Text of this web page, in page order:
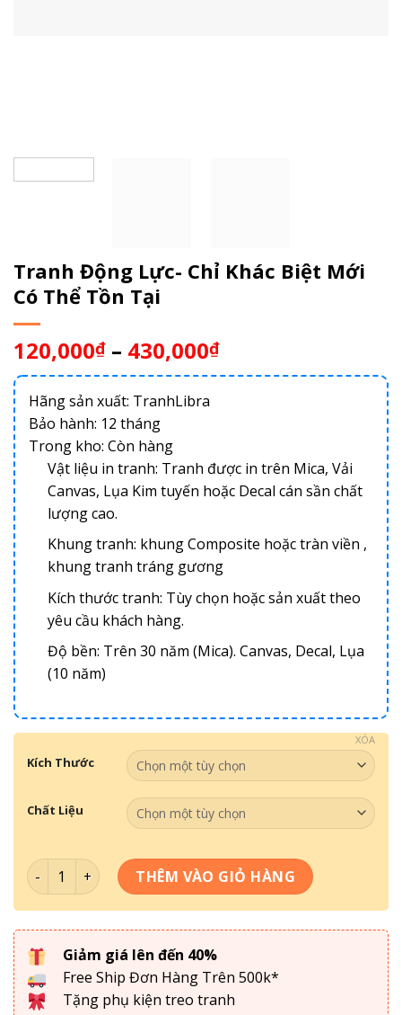
Tranh Động Lực- Chỉ Khác Biệt Mới
Có Thể Tồn Tại
120,000₫ – 430,000₫
Hãng sản xuất: TranhLibra
Bảo hành: 12 tháng
Trong kho: Còn hàng
Vật liệu in tranh: Tranh được in trên Mica, Vải
Canvas, Lụa Kim tuyến hoặc Decal cán sần chất
lượng cao.
Khung tranh: khung Composite hoặc tràn viền ,
khung tranh tráng gương
Kích thước tranh: Tùy chọn hoặc sản xuất theo
yêu cầu khách hàng.
Độ bền: Trên 30 năm (Mica). Canvas, Decal, Lụa
(10 năm)
Kích Thước
Chất Liệu
XÓA
Tranh Động Lực- Chỉ Khác Biệt Mới Có Thể Tồn Tại số
THÊM VÀO GIỎ HÀNG
Giảm giá lên đến 40%
Free Ship Đơn Hàng Trên 500k*
Tặng phụ kiện treo tranh